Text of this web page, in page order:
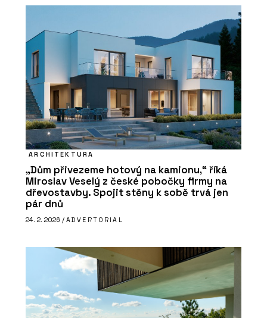
ARCHITEKTURA
„Dům přivezeme hotový na kamionu,“ říká
Miroslav Veselý z české pobočky firmy na
dřevostavby. Spojit stěny k sobě trvá jen
pár dnů
24. 2. 2026 / ADVERTORIAL